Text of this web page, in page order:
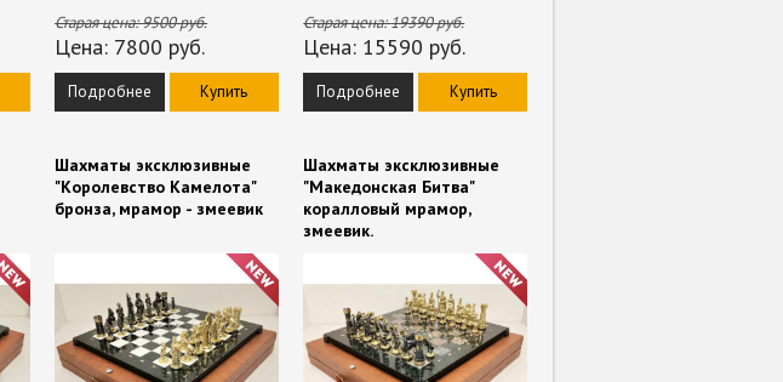
Старая цена:9500руб.
Цена: 7800 руб.
Подробнее Купить
Старая цена:19390руб.
Цена: 15590 руб.
Подробнее Купить
Шахматы эксклюзивные
"Королевство Камелота"
бронза, мрамор - змеевик
Шахматы эксклюзивные
"Македонская Битва"
коралловый мрамор,
змеевик.